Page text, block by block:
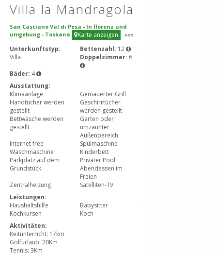
Villa la Mandragola
San Casciano Val di Pesa - In florenz und
umgebung - Toskana Karte anzeigen 3-OR
Unterkunftstyp:
Villa
Bettenzahl: 12
Doppelzimmer: 6
Bäder: 4
Ausstattung:
Klimaanlage
Gemauerter Grill
Handtücher werden
gestellt
Geschirrtücher
werden gestellt
Bettwäsche werden
gestellt
Garten oder
umzäunter
Außenbereich
Internet free
Spülmaschine
Waschmaschine
Kinderbett
Parkplatz auf dem
Grundstück
Privater Pool
Abendessen im
Freien
Zentralheizung
Satelliten-TV
Leistungen:
Haushaltshilfe
Babysitter
Kochkursen
Koch
Aktivitäten:
Reitunterricht: 17km
Golfurlaub: 20Km
Tennis: 3Km